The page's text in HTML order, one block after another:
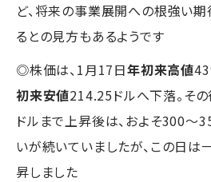
ど、将来の事業展開への根強い
るとの見方もあるようです
◎株価は、1月17日年初来高値
初来安値214.25ドルへ下落。そ
ドルまで上昇後は、およそ300～
いが続いていましたが、この日
昇しました